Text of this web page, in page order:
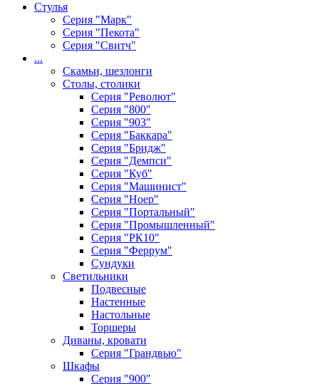
Стулья
Серия "Марк"
Серия "Пекота"
Серия "Свитч"
...
Скамьи, шезлонги
Столы, столики
Серия "Револют"
Серия "800"
Серия "903"
Серия "Баккара"
Серия "Бридж"
Серия "Демпси"
Серия "Куб"
Серия "Машинист"
Серия "Ноер"
Серия "Портальный"
Серия "Промышленный"
Серия "РК10"
Серия "Феррум"
Сундуки
Светильники
Подвесные
Настенные
Настольные
Торшеры
Диваны, кровати
Серия "Грандвью"
Шкафы
Серия "900"